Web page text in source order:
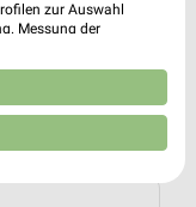
13,3 km
22.08.
zur Auswahl
Messung der
Entwicklung und
Daten zur Auswahl
und in die